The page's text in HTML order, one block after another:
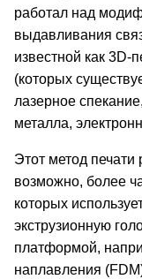
работал над
выдавливания
известной как
(которых
лазерное
металла,
Этот метод печати
возможно, более
которых
экструзионную
платформой,
наплавления